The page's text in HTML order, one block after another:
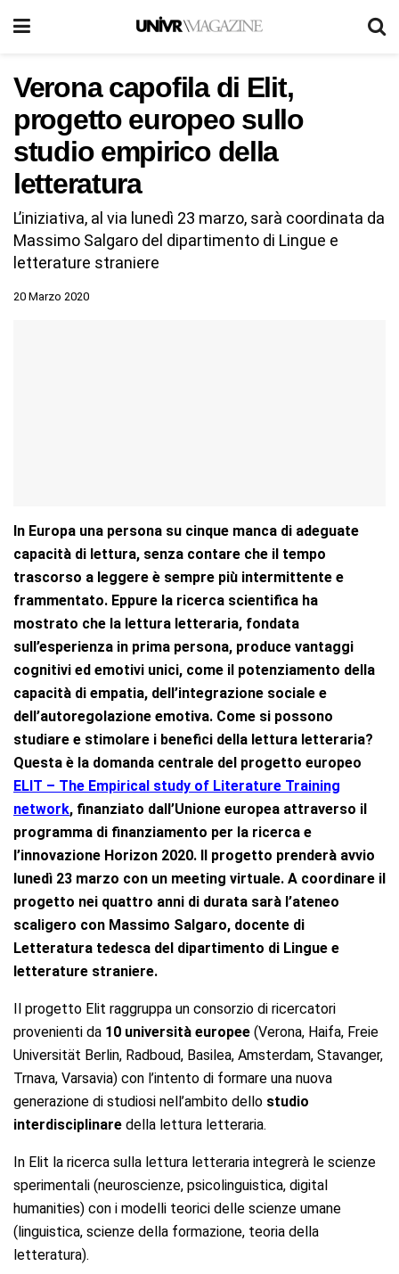
Verona capofila di Elit,
progetto europeo sullo
studio empirico della
letteratura
L’iniziativa, al via lunedì 23 marzo, sarà coordinata da
Massimo Salgaro del dipartimento di Lingue e
letterature straniere
20 Marzo 2020
In Europa una persona su cinque manca di adeguate
capacità di lettura, senza contare che il tempo
trascorso a leggere è sempre più intermittente e
frammentato. Eppure la ricerca scientifica ha
mostrato che la lettura letteraria, fondata
sull’esperienza in prima persona, produce vantaggi
cognitivi ed emotivi unici, come il potenziamento della
capacità di empatia, dell’integrazione sociale e
dell’autoregolazione emotiva. Come si possono
studiare e stimolare i benefici della lettura letteraria?
Questa è la domanda centrale del progetto europeo
ELIT – The Empirical study of Literature Training
network, finanziato dall’Unione europea attraverso il
programma di finanziamento per la ricerca e
l’innovazione Horizon 2020. Il progetto prenderà avvio
lunedì 23 marzo con un meeting virtuale. A coordinare il
progetto nei quattro anni di durata sarà l’ateneo
scaligero con Massimo Salgaro, docente di
Letteratura tedesca del dipartimento di Lingue e
letterature straniere.
Il progetto Elit raggruppa un consorzio di ricercatori
provenienti da 10 università europee (Verona, Haifa, Freie
Universität Berlin, Radboud, Basilea, Amsterdam, Stavanger,
Trnava, Varsavia) con l’intento di formare una nuova
generazione di studiosi nell’ambito dello studio
interdisciplinare della lettura letteraria.
In Elit la ricerca sulla lettura letteraria integrerà le scienze
sperimentali (neuroscienze, psicolinguistica, digital
humanities) con i modelli teorici delle scienze umane
(linguistica, scienze della formazione, teoria della
letteratura).